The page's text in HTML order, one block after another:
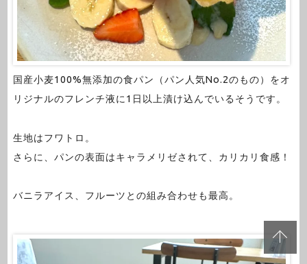
国産小麦100%無添加の食パン（パン人気No.2のもの）をオ
リジナルのフレンチ液に1日以上漬け込んでいるそうです。
生地はフワトロ。
さらに、パンの表面はキャラメリゼされて、カリカリ食感！
バニラアイス、フルーツとの組み合わせも最高。